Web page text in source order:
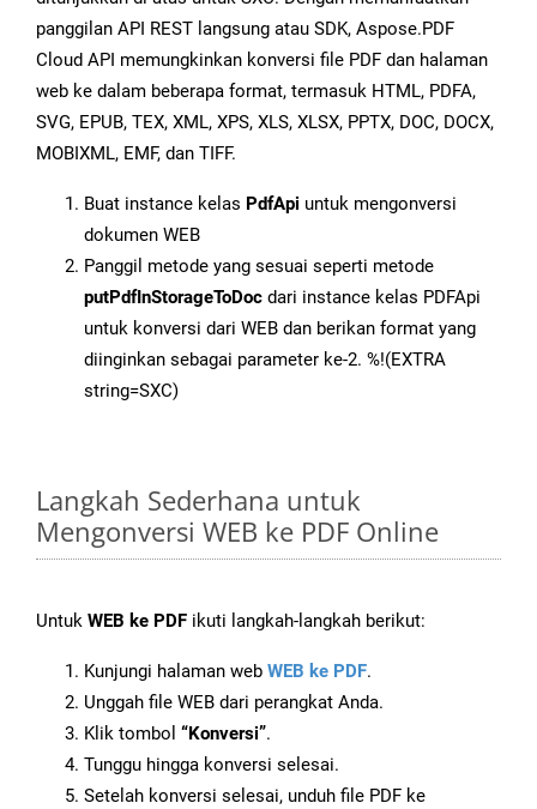
panggilan API REST langsung atau SDK, Aspose.PDF
Cloud API memungkinkan konversi file PDF dan halaman
web ke dalam beberapa format, termasuk HTML, PDFA,
SVG, EPUB, TEX, XML, XPS, XLS, XLSX, PPTX, DOC, DOCX,
MOBIXML, EMF, dan TIFF.
Buat instance kelas PdfApi untuk mengonversi
dokumen WEB
Panggil metode yang sesuai seperti metode
putPdfInStorageToDoc dari instance kelas PDFApi
untuk konversi dari WEB dan berikan format yang
diinginkan sebagai parameter ke-2. %!(EXTRA
string=SXC)
Langkah Sederhana untuk
Mengonversi WEB ke PDF Online
Untuk WEB ke PDF ikuti langkah-langkah berikut:
Kunjungi halaman web WEB ke PDF.
Unggah file WEB dari perangkat Anda.
Klik tombol “Konversi”.
Tunggu hingga konversi selesai.
Setelah konversi selesai, unduh file PDF ke